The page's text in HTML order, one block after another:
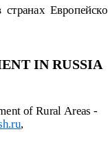
IN RUSSIA
of Rural Areas -